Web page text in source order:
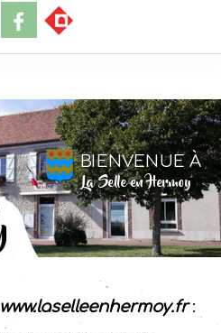
BIENVENUE À
La Selle en Hermoy
www.laselleenhermoy.fr: